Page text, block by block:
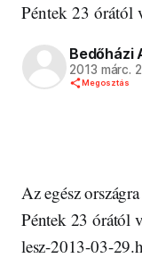
Péntek 23 órától
Bedőházi
2013 márc.
Megosztás
Az egész
Péntek 23 órától
lesz-2013-03-